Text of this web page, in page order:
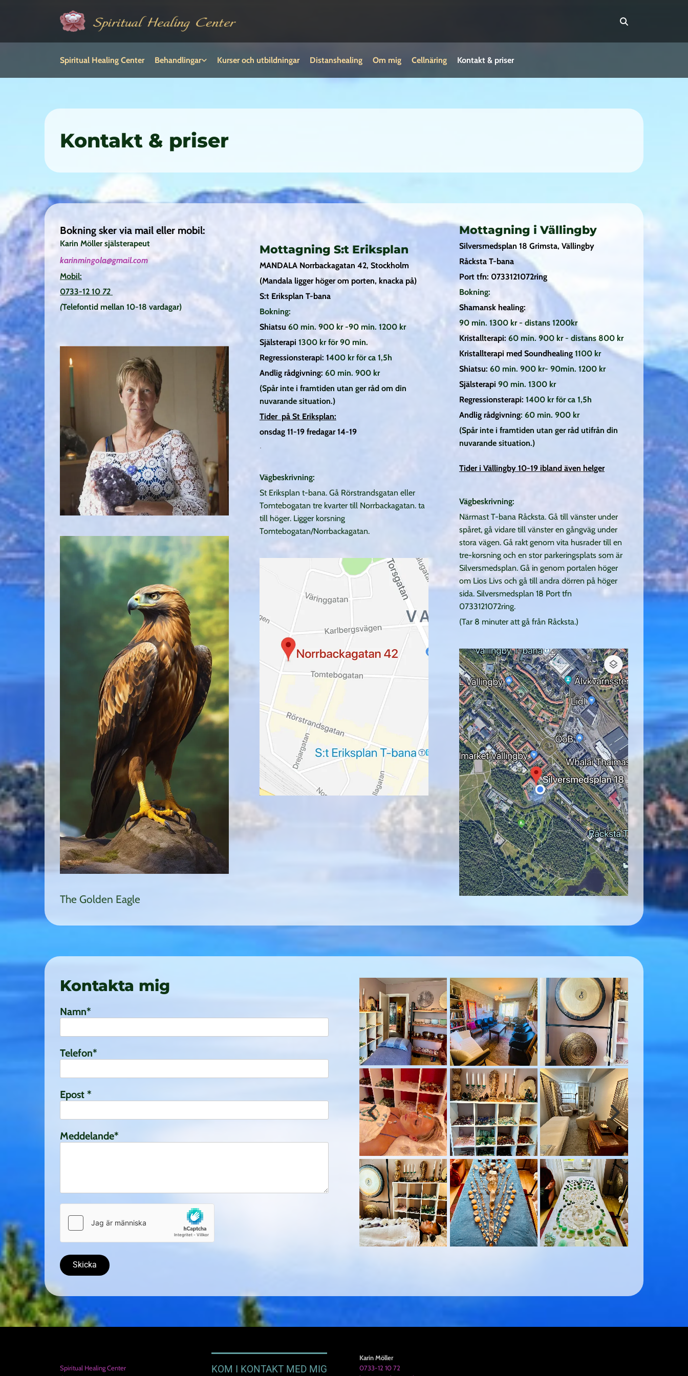
Spiritual Healing Center Behandlingar Kurser och utbildningar Distanshealing Om mig Cellnäring Kontakt & priser
Kontakt & priser
Bokning sker via mail eller mobil:
Karin Möller själsterapeut
karinmingola@gmail.com
Mobil:
0733-12 10 72
(Telefontid mellan 10-18 vardagar)
The Golden Eagle
Mottagning S:t Eriksplan
MANDALA Norrbackagatan 42, Stockholm
(Mandala ligger höger om porten, knacka på)
S:t Eriksplan T-bana
Bokning:
Shiatsu 60 min. 900 kr -90 min. 1200 kr
Själsterapi 1300 kr för 90 min.
Regressionsterapi: 1400 kr för ca 1,5h
Andlig rådgivning: 60 min. 900 kr
(Spår inte i framtiden utan ger råd om din
nuvarande situation.)
Tider på St Eriksplan:
onsdag 11-19 fredagar 14-19
.
Vägbeskrivning:
St Eriksplan t-bana. Gå Rörstrandsgatan eller
Tomtebogatan tre kvarter till Norrbackagatan. ta
till höger. Ligger korsning
Tomtebogatan/Norrbackagatan.
Mottagning i Vällingby
Silversmedsplan 18 Grimsta, Vällingby
Råcksta T-bana
Port tfn: 0733121072ring
Bokning:
Shamansk healing:
90 min. 1300 kr - distans 1200kr
Kristallterapi: 60 min. 900 kr - distans 800 kr
Kristallterapi med Soundhealing1100 kr
Shiatsu: 60 min. 900 kr- 90min. 1200 kr
Själsterapi 90 min. 1300 kr
Regressionsterapi: 1400 kr för ca 1,5h
Andlig rådgivning: 60 min. 900 kr
(Spår inte i framtiden utan ger råd utifrån din
nuvarande situation.)
Tider i Vällingby 10-19 ibland även helger
Vägbeskrivning:
Närmast T-bana Råcksta. Gå till vänster under
spåret, gå vidare till vänster en gångväg under
stora vägen. Gå rakt genom vita husrader till en
tre-korsning och en stor parkeringsplats som är
Silversmedsplan. Gå in genom portalen höger
om Lios Livs och gå till andra dörren på höger
sida. Silversmedsplan 18 Port tfn
0733121072ring.
(Tar 8 minuter att gå från Råcksta.)
Kontakta mig
Namn*
Telefon*
Epost *
Meddelande*
Spiritual Healing Center
KOM I KONTAKT MED MIG
Karin Möller
0733-12 10 72